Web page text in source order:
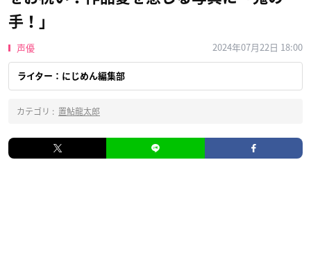
手！」
声優 2024年07月22日 18:00
ライター：にじめん編集部
カテゴリ : 置鮎龍太郎